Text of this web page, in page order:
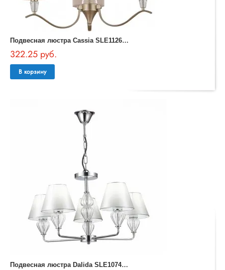
П
одвесная люстра Cassia SLE1126-203-03
322.25 руб.
В корзину
П
одвесная люстра Dalida SLE107413-05